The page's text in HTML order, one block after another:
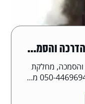
והסמ...
והסמכה, מחלקת